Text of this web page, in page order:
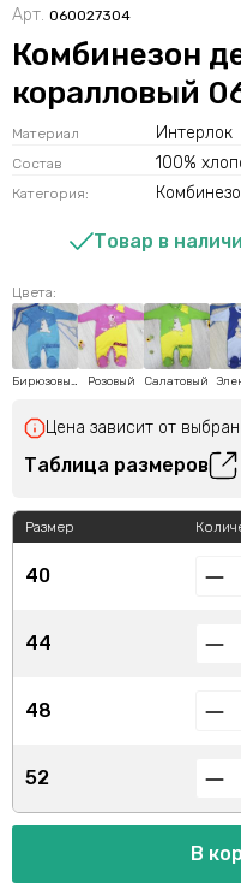
Арт. 060027304
Комбинезон
коралловый
Материал Интерлок
Состав 100%
Категория:
Товар в
Цвета:
Бирюзовый Розовый Салатовый
Цена зависит от
Таблица размеров
Размер
40
44
48
52
В